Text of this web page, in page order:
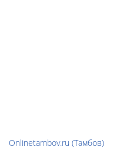
Onlinetambov.ru (Тамбов)